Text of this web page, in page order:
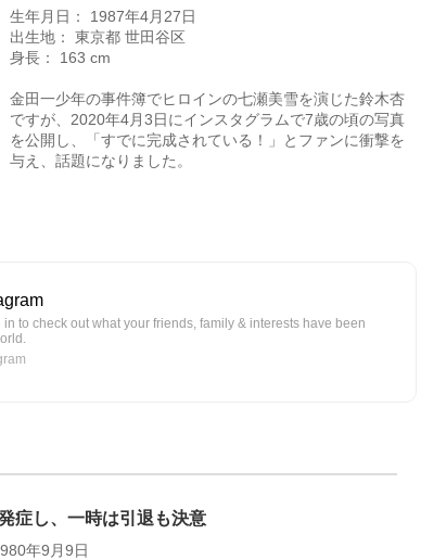
生年月日： 1987年4月27日
出生地： 東京都 世田谷区
身長： 163 cm
金田一少年の事件簿でヒロインの七瀬美雪を演じた鈴木杏
ですが、2020年4月3日にインスタグラムで7歳の頃の写真
を公開し、「すでに完成されている！」とファンに衝撃を
与え、話題になりました。
to check out what your friends, family & interests have been
症し、一時は引退も決意
年9月9日